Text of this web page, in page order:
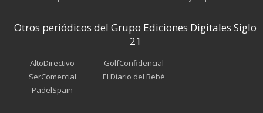
Otros periódicos del Grupo Ediciones Digitales Siglo
21
AltoDirectivo
SerComercial
PadelSpain
GolfConfidencial
El Diario del Bebé